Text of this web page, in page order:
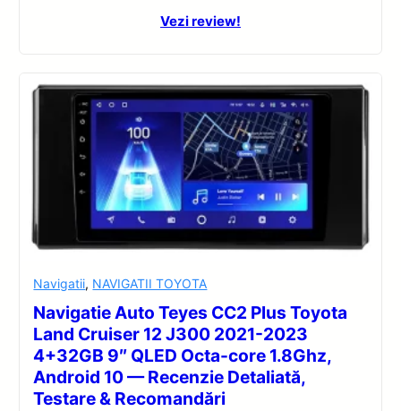
Vezi review!
Navigatii, NAVIGATII TOYOTA
Navigatie Auto Teyes CC2 Plus Toyota
Land Cruiser 12 J300 2021-2023
4+32GB 9″ QLED Octa-core 1.8Ghz,
Android 10 — Recenzie Detaliată,
Testare & Recomandări